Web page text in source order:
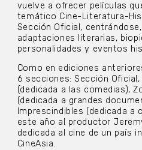
vuelve a ofrecer películas
temático Cine-Literatura-
Sección Oficial,
adaptaciones literarias,
personalidades y eventos
Como en ediciones
6 secciones: Sección Oficial,
(dedicada a las comedias),
(dedicada a grandes
Imprescindibles (dedicada a
este año al productor
dedicada al cine de un país
CineAsia.